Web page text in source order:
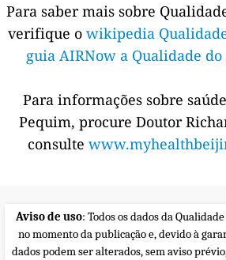
Para saber mais sobre
verifique o wikipedia
guia AIRNow a Qualidade do
Para informações sobre
Pequim, procure Doutor
consulte
Aviso de uso: Todos os dados da
no momento da publicação e, devido à
dados podem ser alterados, sem aviso